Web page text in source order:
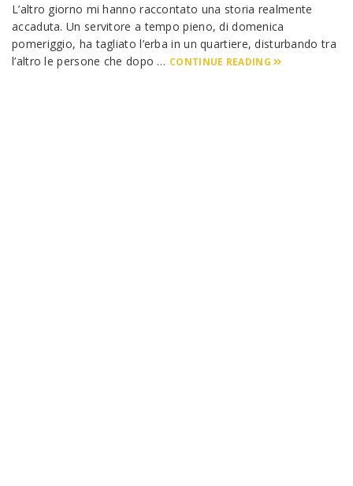
L’altro giorno mi hanno raccontato una storia realmente
accaduta. Un servitore a tempo pieno, di domenica
pomeriggio, ha tagliato l’erba in un quartiere, disturbando tra
l’altro le persone che dopo … CONTINUE READING